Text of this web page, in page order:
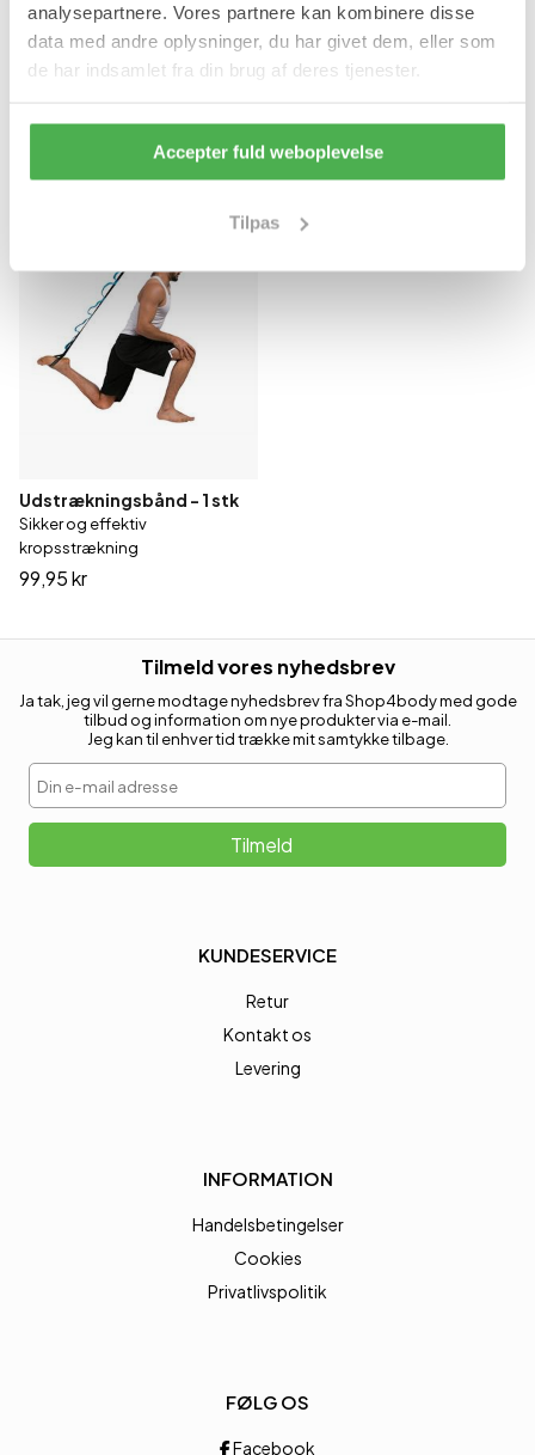
analysepartnere. Vores partnere kan kombinere disse
data med andre oplysninger, du har givet dem, eller som
de har indsamlet fra din brug af deres tjenester.
Accepter fuld weboplevelse
Tilpas
+
Speedrope Sjippetov - 1 stk
Effektiv og optimeret træning
Exertube Træningselastik i
Latex - 1 stk
Med forskellig modstand
Udstrækningsbånd - 1 stk
Sikker og effektiv
kropsstrækning
99,95 kr
Tilmeld vores nyhedsbrev
Ja tak, jeg vil gerne modtage nyhedsbrev fra Shop4body med gode
tilbud og information om nye produkter via e-mail.
Jeg kan til enhver tid trække mit samtykke tilbage.
Din e-mail adresse
Tilmeld
KUNDESERVICE
Retur
Kontakt os
Levering
INFORMATION
Handelsbetingelser
Cookies
Privatlivspolitik
FØLG OS
Facebook